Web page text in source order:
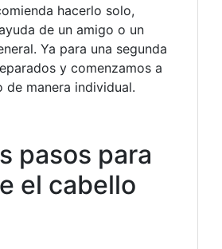
hacerlo solo,
de un amigo o un
Ya para una segunda
y comenzamos a
de manera individual.
pasos para
el cabello